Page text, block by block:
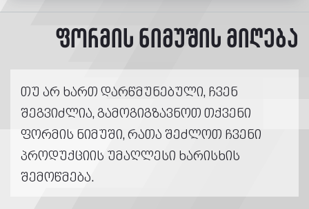
ფორმის ნიმუშის მიღება
თუ არ ხართ დარწმუნებული, ჩვენ
შეგვიძლია, გამოგიგზავნოთ თქვენი
ფორმის ნიმუში, რათა შეძლოთ ჩვენი
პროდუქციის უმაღლესი ხარისხის
შემოწმება.